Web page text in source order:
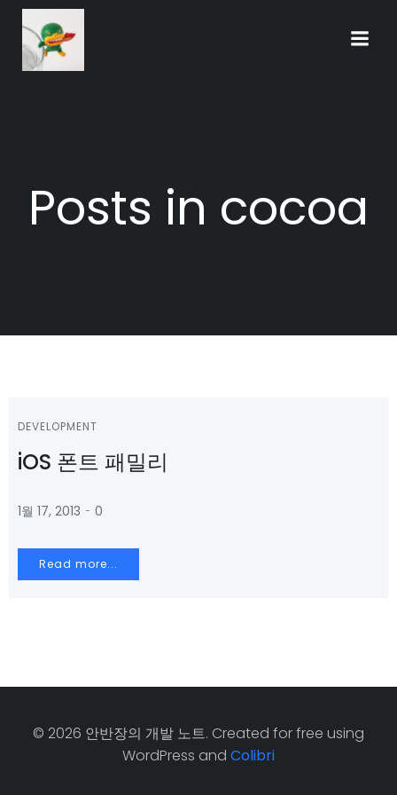
Posts in cocoa
DEVELOPMENT
iOS 폰트 패밀리
1월 17, 2013 - 0
Read more...
© 2026 안반장의 개발 노트. Created for free using
WordPress and Colibri